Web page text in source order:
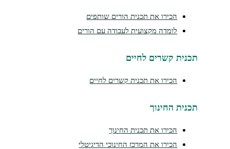
הכירו את תכנית הורים שותפים
לומדה מקצועית לעבודה עם הורים
תכנית קשרים לחיים
הכירו את תכנית קשרים לחיים
תכנית החינוך
הכירו את תכנית החינוך
הכירו את המרכז החינוכי הדיגיטלי